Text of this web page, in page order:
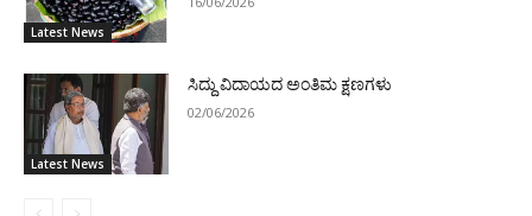
Latest News
Latest News
ಸಿದ್ದು ವಿದಾಯದ ಅಂತಿಮ ಕ್ಷಣಗಳು
02/06/2026